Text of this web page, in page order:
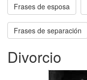
Frases de esposa
Frases de separación
Divorcio